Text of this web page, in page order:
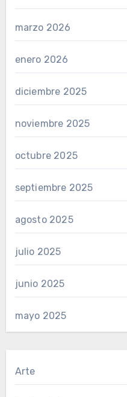
marzo 2026
enero 2026
diciembre 2025
noviembre 2025
octubre 2025
septiembre 2025
agosto 2025
julio 2025
junio 2025
mayo 2025
Arte